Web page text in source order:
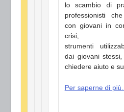
lo scambio di
professionisti
con giovani in
crisi;
strumenti
dai giovani
chiedere aiuto e
Per saperne di più…